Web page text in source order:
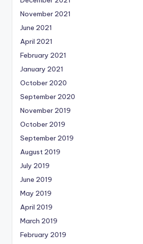
November 2021
June 2021
April 2021
February 2021
January 2021
October 2020
September 2020
November 2019
October 2019
September 2019
August 2019
July 2019
June 2019
May 2019
April 2019
March 2019
February 2019